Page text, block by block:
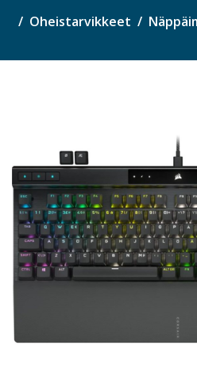
Oheistarvikkeet